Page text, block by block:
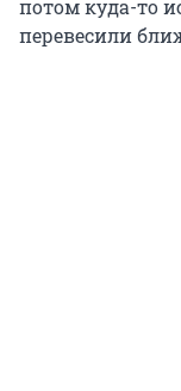
потом куда-то
перевесили